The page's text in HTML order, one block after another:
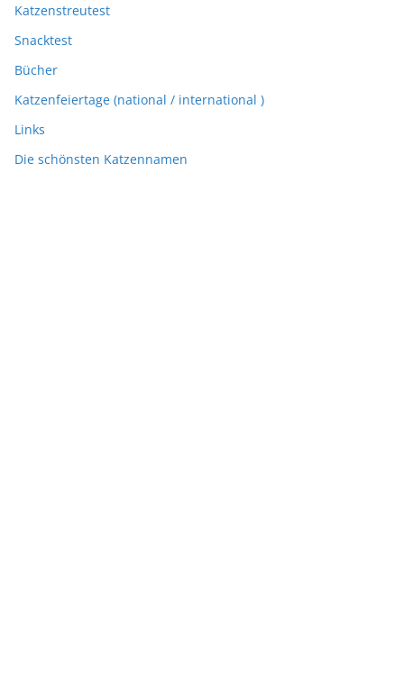
Katzenstreutest
Snacktest
Bücher
Katzenfeiertage (national / international )
Links
Die schönsten Katzennamen